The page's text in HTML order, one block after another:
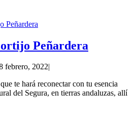
Peñardera
Peñardera
febrero, 2022|
te hará reconectar con tu esencia
del Segura, en tierras andaluzas, allí